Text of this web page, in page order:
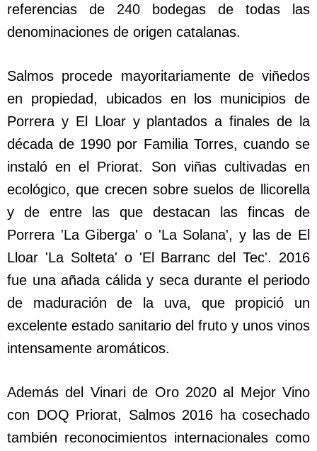
referencias de 240 bodegas de todas las
denominaciones de origen catalanas.
Salmos procede mayoritariamente de viñedos
en propiedad, ubicados en los municipios de
Porrera y El Lloar y plantados a finales de la
década de 1990 por Familia Torres, cuando se
instaló en el Priorat. Son viñas cultivadas en
ecológico, que crecen sobre suelos de llicorella
y de entre las que destacan las fincas de
Porrera 'La Giberga' o 'La Solana', y las de El
Lloar 'La Solteta' o 'El Barranc del Tec'. 2016
fue una añada cálida y seca durante el periodo
de maduración de la uva, que propició un
excelente estado sanitario del fruto y unos vinos
intensamente aromáticos.
Además del Vinari de Oro 2020 al Mejor Vino
con DOQ Priorat, Salmos 2016 ha cosechado
también reconocimientos internacionales como